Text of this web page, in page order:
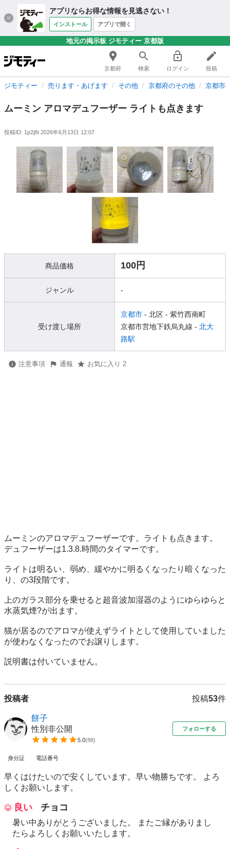
アプリならお得な情報を見逃さない！
インストール アプリで開く
地元の掲示板 ジモティー 京都版
京都府 検索 ログイン 投稿
ジモティー 売ります・あげます その他 京都府のその他 京都市
ムーミン アロマデュフーザー ライトも点きます
投稿ID: 1p2j8t 2026年6月13日 12:07
商品価格 100円
ジャンル -
受け渡し場所
京都市 - 北区 - 紫竹西南町
京都市営地下鉄烏丸線 - 北大
路駅
注意事項 通報 お気に入り 2
ムーミンのアロマデュフーザーです。ライトも点きます。
デュフーザーは1.3.8.時間のタイマーです。
ライトは明るい、弱め、緩やかに明るくなったり暗くなった
り、の3段階です。
上のガラス部分を乗せると超音波加湿器のようにゆらゆらと
水蒸気煙?が出ます。
猫が居るのでアロマが使えずライトとして使用していました
が使わなくなったのでお譲りします。
説明書は付いていません。
投稿者 投稿53件
餅子
性別非公開
5.0(88)
フォローする
身分証 電話番号
早くはけたいので安くしています。早い物勝ちです。 よろ
しくお願いします。
良い チョコ
暑い中ありがとうございました。 またご縁がありまし
たらよろしくお願いいたします。